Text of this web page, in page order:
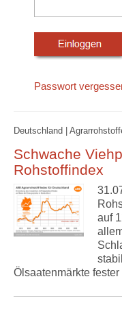
Passwort
Deutschland |
Schwache
Rohstoffindex
auf
Ölsaatenmärkte